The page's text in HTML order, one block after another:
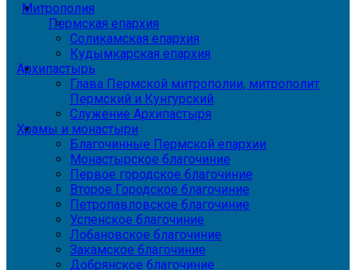
Митрополия
Пермская епархия
Соликамская епархия
Кудымкарская епархия
Архипастырь
Глава Пермской митрополии, митрополит
Пермский и Кунгурский
Служение Архипастыря
Храмы и монастыри
Благочинные Пермской епархии
Монастырское благочиние
Первое городское благочиние
Второе Городское благочиние
Петропавловское благочиние
Успенское благочиние
Лобановское благочиние
Закамское благочиние
Добрянское благочиние